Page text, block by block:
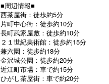
■周辺情報■
西茶屋街：徒歩約5分
片町中心街：徒歩約10分
長町武家屋敷：徒歩約10分
２１世紀美術館：徒歩約15分
兼六園：徒歩約18分
金沢城公園：徒歩約20分
近江町市場：車で約15分
ひがし茶屋街：車で約20分